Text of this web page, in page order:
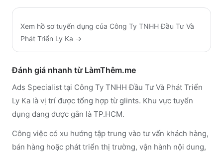
Xem hồ sơ tuyển dụng của Công Ty TNHH Đầu Tư Và
Phát Triển Ly Ka →
Đánh giá nhanh từ LàmThêm.me
Ads Specialist tại Công Ty TNHH Đầu Tư Và Phát Triển
Ly Ka là vị trí được tổng hợp từ glints. Khu vực tuyển
dụng đang được gắn là TP.HCM.
Công việc có xu hướng tập trung vào tư vấn khách hàng,
bán hàng hoặc phát triển thị trường, vận hành nội dung,